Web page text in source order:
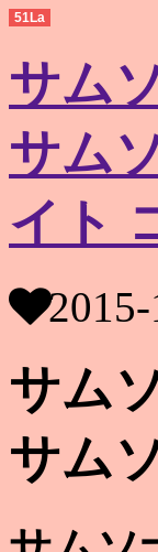
51La
サム
サム
イト
サム
サム